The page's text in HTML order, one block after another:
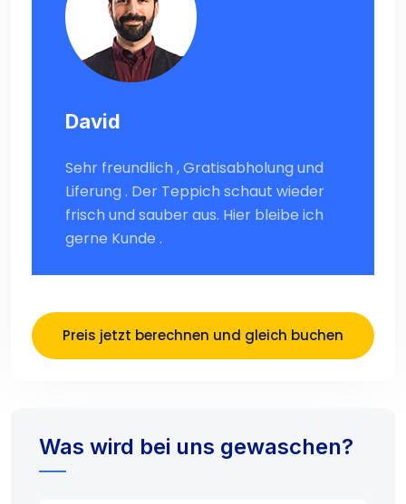
David
Sehr freundlich , Gratisabholung und
Liferung . Der Teppich schaut wieder
frisch und sauber aus. Hier bleibe ich
gerne Kunde .
Preis jetzt berechnen und gleich buchen
Was wird bei uns gewaschen?